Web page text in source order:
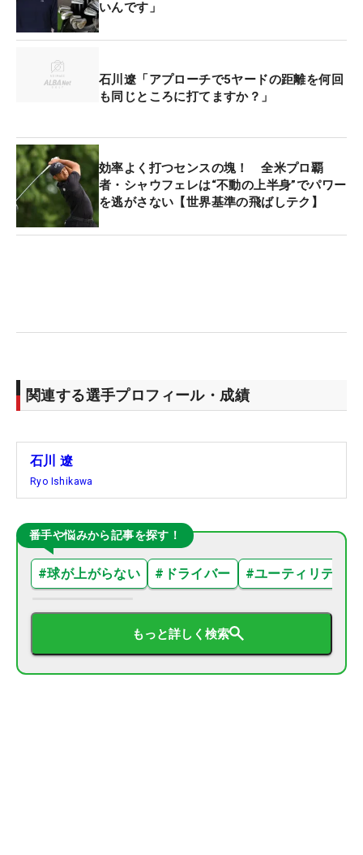
いんです」
石川遼「アプローチで5ヤードの距離を何回
も同じところに打てますか？」
効率よく打つセンスの塊！ 全米プロ覇
者・シャウフェレは“不動の上半身”でパワー
を逃がさない【世界基準の飛ばしテク】
関連する選手プロフィール・成績
石川 遼
Ryo Ishikawa
番手や悩みから記事を探す！
#球が上がらない # ドライバー #ユーティリティ
もっと詳しく検索